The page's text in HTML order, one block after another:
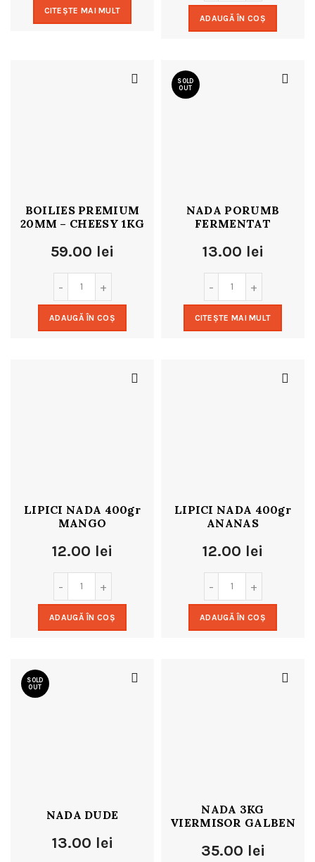
CITEȘTE MAI MULT
ADAUGĂ ÎN COȘ
BOILIES PREMIUM
20MM – CHEESY 1KG
59.00 lei
ADAUGĂ ÎN COȘ
SOLD
OUT
NADA PORUMB
FERMENTAT
13.00 lei
CITEȘTE MAI MULT
LIPICI NADA 400gr
MANGO
12.00 lei
ADAUGĂ ÎN COȘ
LIPICI NADA 400gr
ANANAS
12.00 lei
ADAUGĂ ÎN COȘ
SOLD
OUT
NADA DUDE
13.00 lei
NADA 3KG
VIERMISOR GALBEN
35.00 lei